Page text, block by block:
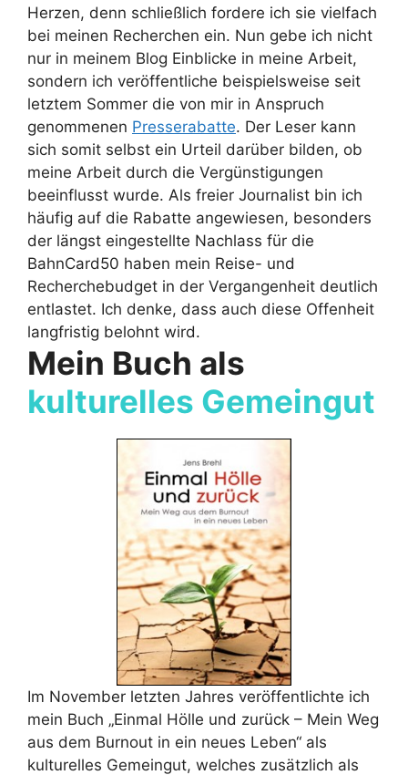
Herzen, denn schließlich fordere ich sie vielfach
bei meinen Recherchen ein. Nun gebe ich nicht
nur in meinem Blog Einblicke in meine Arbeit,
sondern ich veröffentliche beispielsweise seit
letztem Sommer die von mir in Anspruch
genommenen Presserabatte. Der Leser kann
sich somit selbst ein Urteil darüber bilden, ob
meine Arbeit durch die Vergünstigungen
beeinflusst wurde. Als freier Journalist bin ich
häufig auf die Rabatte angewiesen, besonders
der längst eingestellte Nachlass für die
BahnCard50 haben mein Reise- und
Recherchebudget in der Vergangenheit deutlich
entlastet. Ich denke, dass auch diese Offenheit
langfristig belohnt wird.
Mein Buch als
kulturelles Gemeingut
Im November letzten Jahres veröffentlichte ich
mein Buch „Einmal Hölle und zurück – Mein Weg
aus dem Burnout in ein neues Leben“ als
kulturelles Gemeingut, welches zusätzlich als